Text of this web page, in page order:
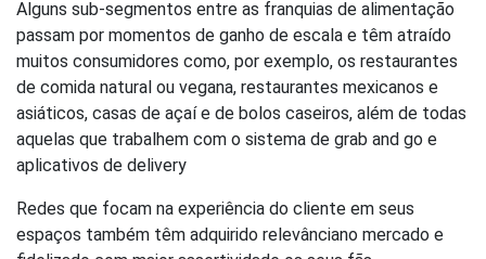
Alguns sub-segmentos entre as franquias de alimentação
passam por momentos de ganho de escala e têm atraído
muitos consumidores como, por exemplo, os restaurantes
de comida natural ou vegana, restaurantes mexicanos e
asiáticos, casas de açaí e de bolos caseiros, além de todas
aquelas que trabalhem com o sistema de grab and go e
aplicativos de delivery
Redes que focam na experiência do cliente em seus
espaços também têm adquirido relevânciano mercado e